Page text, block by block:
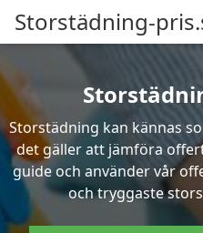
Storstädning-
Storstädning kan kännas
det gäller att jämföra
guide och använder vår
och tryggaste